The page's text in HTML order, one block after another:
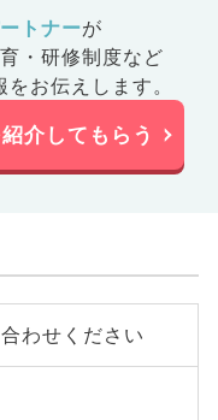
トナーが
・研修制度など
お伝えします。
介してもらう
わせください